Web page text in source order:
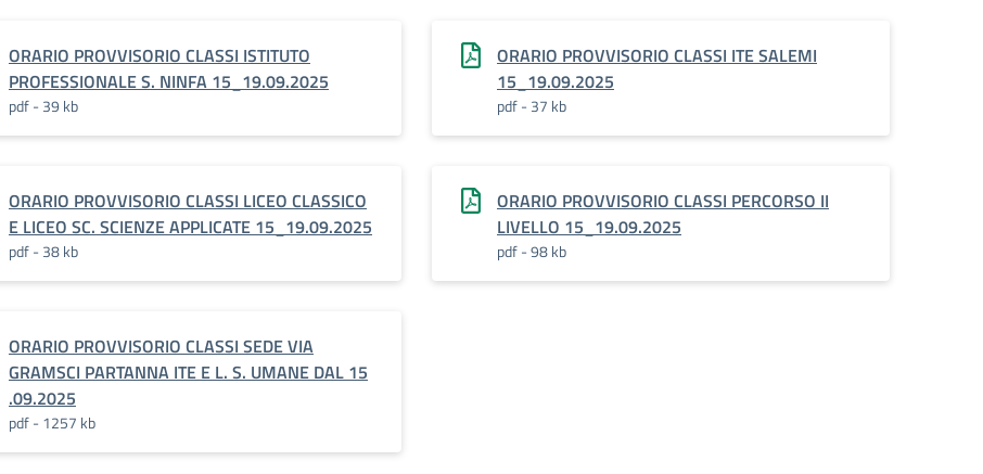
ORARIO PROVVISORIO CLASSI ISTITUTO
PROFESSIONALE S. NINFA 15_19.09.2025
pdf - 39 kb
ORARIO PROVVISORIO CLASSI ITE SALEMI
15_19.09.2025
pdf - 37 kb
ORARIO PROVVISORIO CLASSI LICEO CLASSICO
E LICEO SC. SCIENZE APPLICATE 15_19.09.2025
pdf - 38 kb
ORARIO PROVVISORIO CLASSI PERCORSO II
LIVELLO 15_19.09.2025
pdf - 98 kb
ORARIO PROVVISORIO CLASSI SEDE VIA
GRAMSCI PARTANNA ITE E L. S. UMANE DAL 15
.09.2025
pdf - 1257 kb